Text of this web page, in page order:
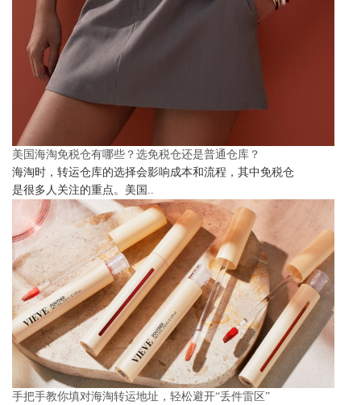
美国海淘免税仓有哪些？选免税仓还是普通仓库？
海淘时，转运仓库的选择会影响成本和流程，其中免税仓
是很多人关注的重点。美国..
手把手教你填对海淘转运地址，轻松避开“丢件雷区”